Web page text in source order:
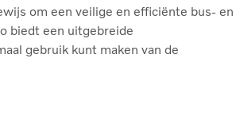
om een veilige en efficiënte bus- en
biedt een uitgebreide
gebruik kunt maken van de